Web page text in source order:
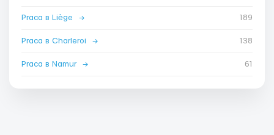
Praca в Liège → 189
Praca в Charleroi → 138
Praca в Namur → 61